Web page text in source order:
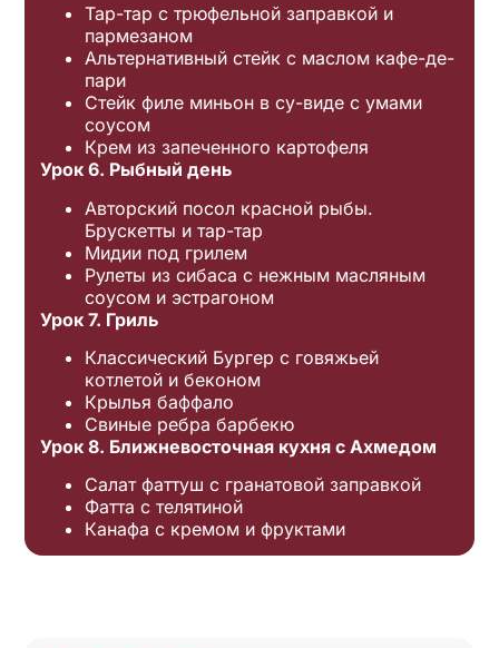
Тар-тар с трюфельной заправкой и
пармезаном
Альтернативный стейк с маслом кафе-де-
пари
Стейк филе миньон в су-виде с умами
соусом
Крем из запеченного картофеля
Урок 6. Рыбный день
Авторский посол красной рыбы.
Брускетты и тар-тар
Мидии под грилем
Рулеты из сибаса с нежным масляным
соусом и эстрагоном
Урок 7. Гриль
Классический Бургер с говяжьей
котлетой и беконом
Крылья баффало
Свиные ребра барбекю
Урок 8. Ближневосточная кухня с Ахмедом
Салат фаттуш с гранатовой заправкой
Фатта с телятиной
Канафа с кремом и фруктами